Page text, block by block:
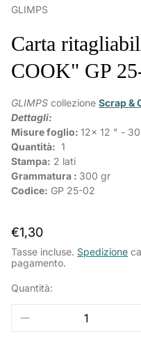
GLIMPS
Carta
COOK" GP
GLIMPS collezione Scrap &
Dettagli:
Misure foglio: 12x 12 " -
Quantità: 1
Stampa: 2 lati
Grammatura : 300 gr
Codice: GP 25-02
Prezzo
normale
€1,30
Tasse incluse. Spedizione
pagamento.
Quantità: